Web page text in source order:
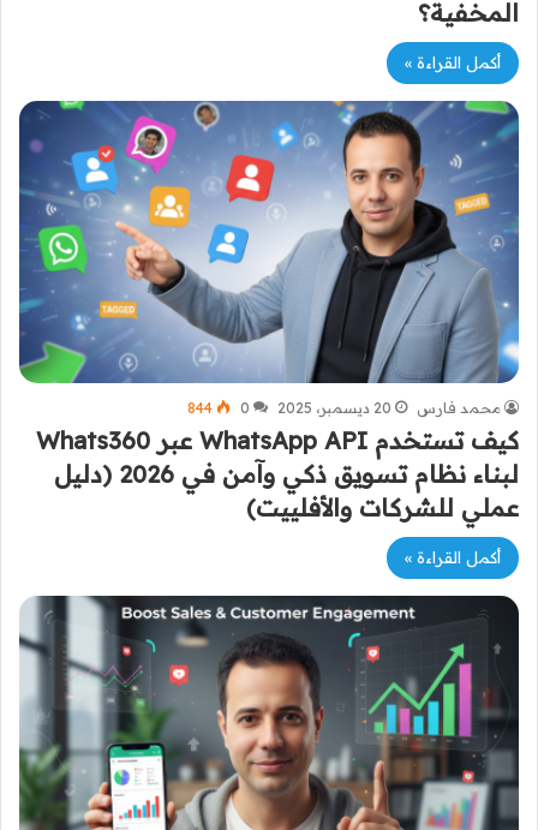
المخفية؟
أكمل القراءة »
محمد فارس 20 ديسمبر، 2025 0
844
كيف تستخدم WhatsApp API عبر Whats360
لبناء نظام تسويق ذكي وآمن في 2026 (دليل
عملي للشركات والأفلييت)
أكمل القراءة »